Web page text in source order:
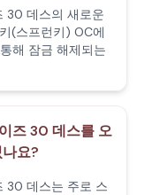
30 데스의 새로운
(스프런키) OC에
해 잠금 해제되는
즈 30 데스를 오
요?
30 데스는 주로 스